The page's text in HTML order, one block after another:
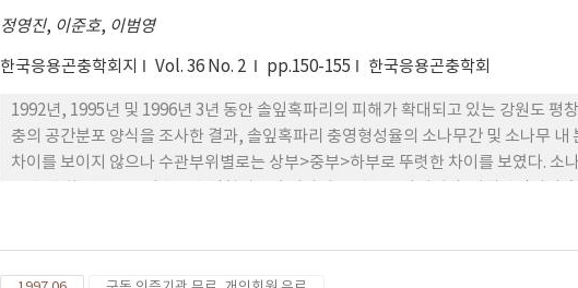
정영진, 이준호, 이범영
한국응용곤충학회지 Vol. 36 No. 2 pp.150-155 한국응용곤충학회
1992년, 1995년 및 1996년 3년 동안 솔잎혹파리의 피해가 확대되고 있는 강원도 평
충의 공간분포 양식을 조사한 결과, 솔잎혹파리 충영형성율의 소나무간 및 소나무
차이를 보이지 않으나 수관부위별로는 상부>중부>하부로 뚜렷한 차이를 보였다. 소
와 측초 2개를 표본단위로 하여 1본당 2개의 표본단위를 취할 때. 10% 수준의 오차